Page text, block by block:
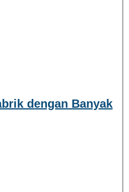
dengan Banyak